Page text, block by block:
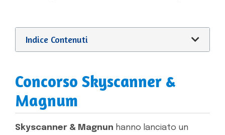
Indice Contenuti
Concorso Skyscanner &
Magnum
Skyscanner & Magnun hanno lanciato un